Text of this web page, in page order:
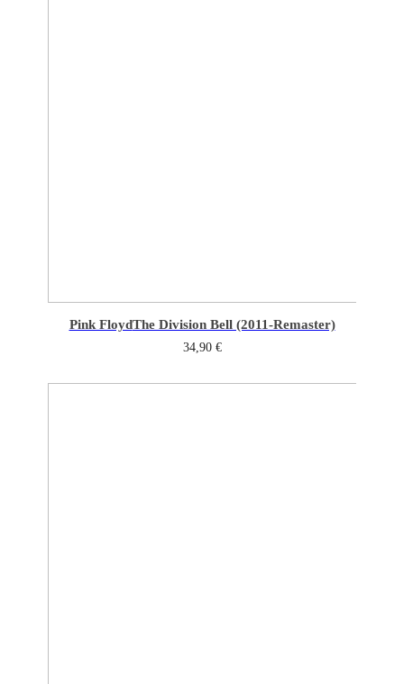
Pink FloydThe Division Bell (2011-Remaster)
34,90 €